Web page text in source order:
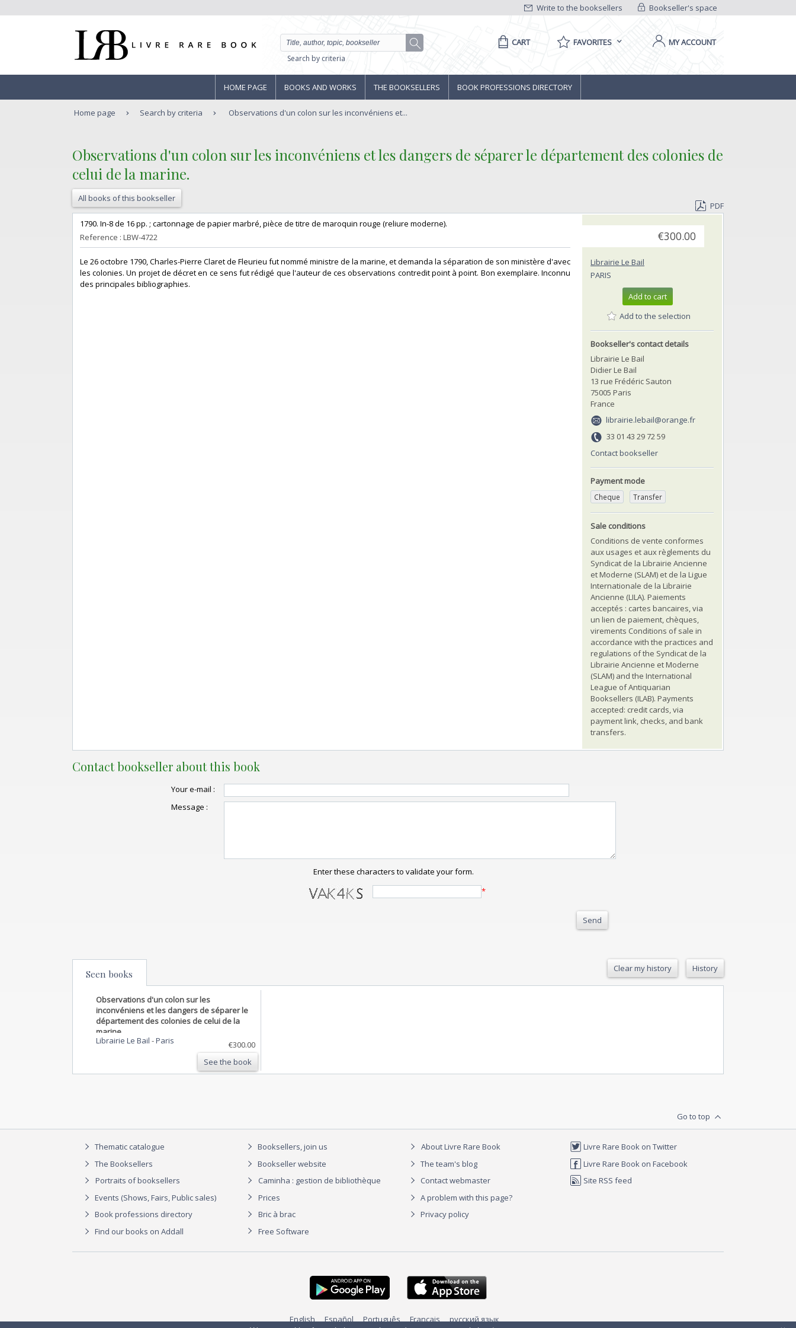
Bookseller's space
Write to the booksellers
Search by criteria
CART FAVORITES MY ACCOUNT
HOME PAGE BOOKS AND WORKS THE BOOKSELLERS BOOK PROFESSIONS DIRECTORY
Home page Search by criteria Observations d'un colon sur les inconvéniens et...
‎Observations d'un colon sur les inconvéniens et les dangers de séparer le département des colonies de
celui de la marine.‎
All books of this bookseller
PDF
‎1790. In-8 de 16 pp. ; cartonnage de papier marbré, pièce de titre de maroquin rouge (reliure moderne).‎
Reference : LBW-4722
‎Le 26 octobre 1790, Charles-Pierre Claret de Fleurieu fut nommé ministre de la marine, et demanda la séparation de son ministère d'avec
les colonies. Un projet de décret en ce sens fut rédigé que l'auteur de ces observations contredit point à point. Bon exemplaire. Inconnu
des principales bibliographies.‎
€300.00
Librairie Le Bail
PARIS
Add to cart
Add to the selection
Bookseller's contact details
Librairie Le Bail
Didier Le Bail
13 rue Frédéric Sauton
75005 Paris
France
librairie.lebail@orange.fr
33 01 43 29 72 59
Contact bookseller
Payment mode
Cheque Transfer
Sale conditions
Conditions de vente conformes
aux usages et aux règlements du
Syndicat de la Librairie Ancienne
et Moderne (SLAM) et de la Ligue
Internationale de la Librairie
Ancienne (LILA). Paiements
acceptés : cartes bancaires, via
un lien de paiement, chèques,
virements Conditions of sale in
accordance with the practices and
regulations of the Syndicat de la
Librairie Ancienne et Moderne
(SLAM) and the International
League of Antiquarian
Booksellers (ILAB). Payments
accepted: credit cards, via
payment link, checks, and bank
transfers.
Contact bookseller about this book
Your e-mail :
Message :
Enter these characters to validate your form.
*
Send
Seen books Clear my history History
Observations d'un colon sur les
inconvéniens et les dangers de séparer le
département des colonies de celui de la
marine.
Librairie Le Bail -Paris
€300.00
See the book
Go to top
Thematic catalogue
The Booksellers
Portraits of booksellers
Events (Shows, Fairs, Public sales)
Book professions directory
Find our books on Addall
Booksellers, join us
Bookseller website
Caminha : gestion de bibliothèque
Prices
Bric à brac
Free Software
About Livre Rare Book
The team's blog
Contact webmaster
A problem with this page?
Privacy policy
Livre Rare Book on Twitter
Livre Rare Book on Facebook
Site RSS feed
English Español Português Français русский язык